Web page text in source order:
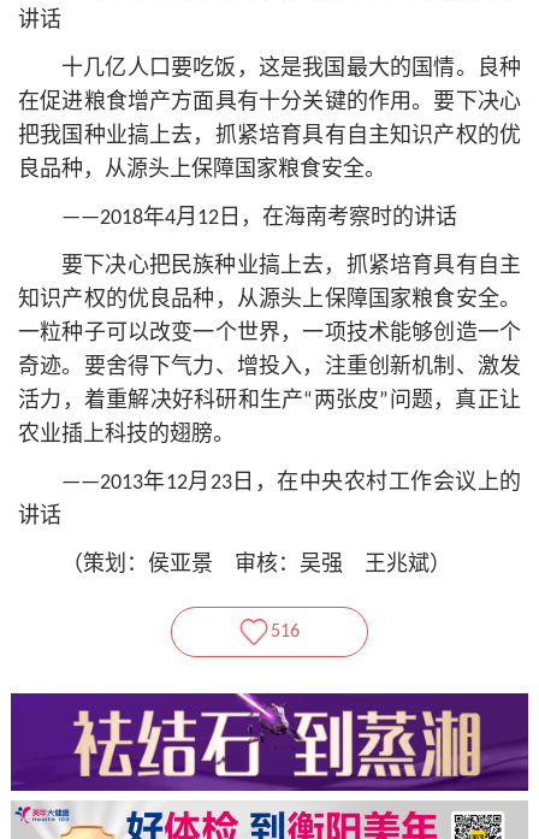
讲话
十几亿人口要吃饭，这是我国最大的国情。良种
在促进粮食增产方面具有十分关键的作用。要下决心
把我国种业搞上去，抓紧培育具有自主知识产权的优
良品种，从源头上保障国家粮食安全。
——2018年4月12日，在海南考察时的讲话
要下决心把民族种业搞上去，抓紧培育具有自主
知识产权的优良品种，从源头上保障国家粮食安全。
一粒种子可以改变一个世界，一项技术能够创造一个
奇迹。要舍得下气力、增投入，注重创新机制、激发
活力，着重解决好科研和生产“两张皮”问题，真正让
农业插上科技的翅膀。
——2013年12月23日，在中央农村工作会议上的
讲话
（策划：侯亚景 审核：吴强 王兆斌）
516